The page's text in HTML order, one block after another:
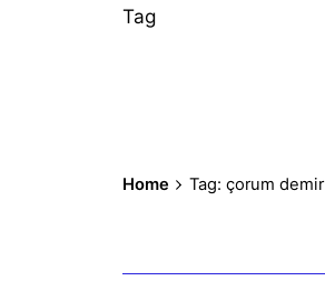
Tag
Home Tag: çorum demir